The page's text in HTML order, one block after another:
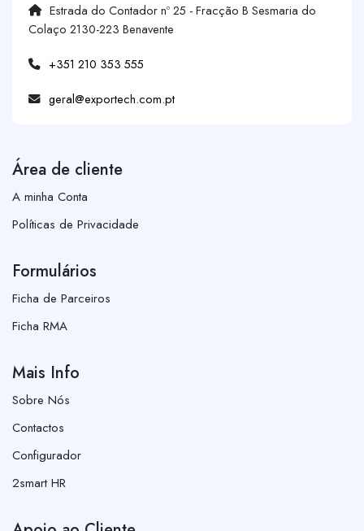
Estrada do Contador nº 25 - Fracção B Sesmaria do
Colaço 2130-223 Benavente
+351 210 353 555
geral@exportech.com.pt
Área de cliente
A minha Conta
Políticas de Privacidade
Formulários
Ficha de Parceiros
Ficha RMA
Mais Info
Sobre Nós
Contactos
Configurador
2smart HR